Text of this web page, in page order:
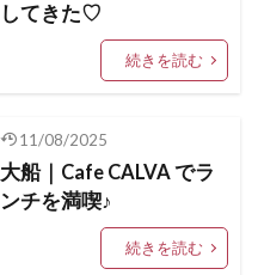
してきた♡
続きを読む
11/08/2025
大船｜Cafe CALVA でラ
ンチを満喫♪
続きを読む